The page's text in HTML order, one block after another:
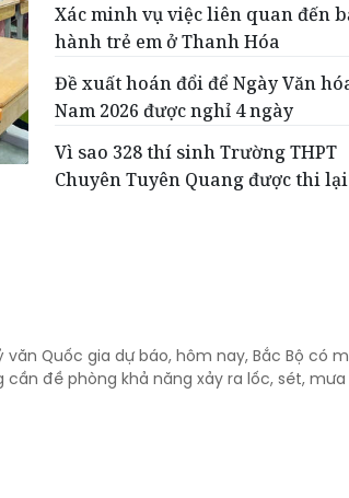
Xác minh vụ việc liên quan đến
hành trẻ em ở Thanh Hóa
Đề xuất hoán đổi để Ngày Văn
Nam 2026 được nghỉ 4 ngày
Vì sao 328 thí sinh Trường THPT
Chuyên Tuyên Quang được thi
Quốc gia dự báo, hôm nay, Bắc Bộ có
đề phòng khả năng xảy ra lốc, sét,